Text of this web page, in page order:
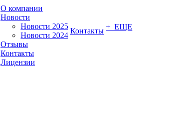
О компании
Новости
Новости 2025
Новости 2024
Отзывы
Контакты
Лицензии
Контакты + ЕЩЕ